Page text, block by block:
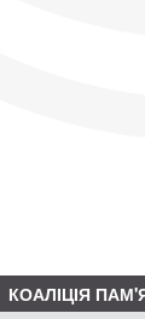
КОАЛІЦІЯ